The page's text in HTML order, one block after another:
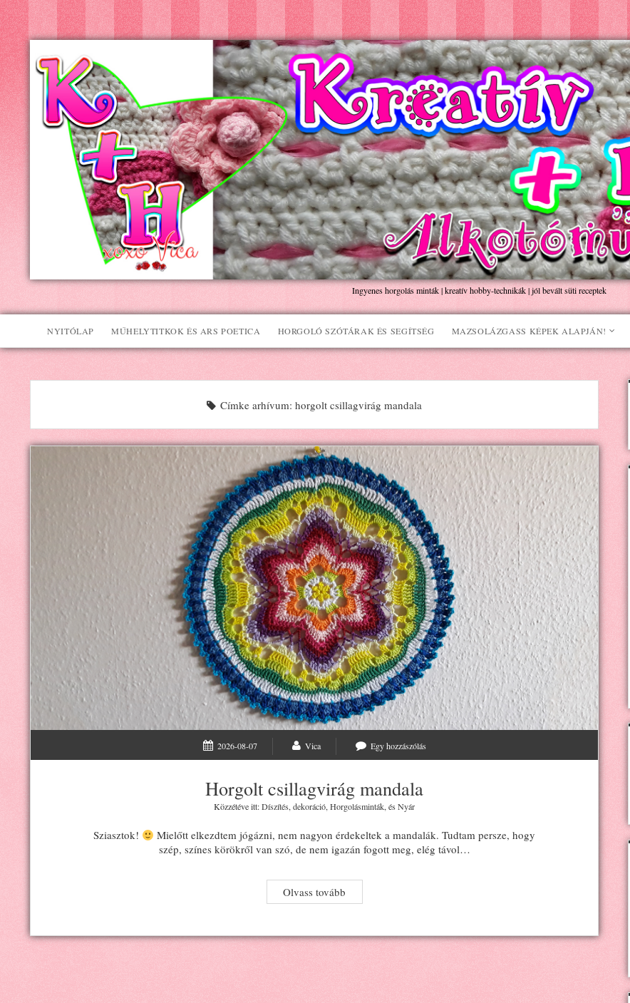
Kreatív+Hobby
Alkotóműhely
Ingyenes horgolás minták | kreatív hobby-technikák | jól bevált süti receptek
NYITÓLAP MŰHELYTITKOK ÉS ARS POETICA HORGOLÓ SZÓTÁRAK ÉS SEGÍTSÉG MAZSOLÁZGASS KÉPEK ALAPJÁN!
Címke arhívum: horgolt csillagvirág mandala
2026-08-07 Vica Egy hozzászólás
Horgolt csillagvirág mandala
Közzétéve itt:Díszítés, dekoráció, Horgolásminták, ésNyár
Sziasztok!
Mielőtt elkezdtem jógázni, nem nagyon érdekeltek a mandalák. Tudtam persze, hogy
szép, színes körökről van szó, de nem igazán fogott meg, elég távol…
Olvass tovább
csillagvirág